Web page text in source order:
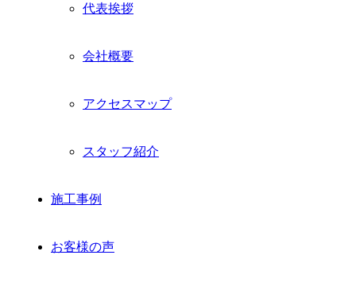
代表挨拶
会社概要
アクセスマップ
スタッフ紹介
施工事例
お客様の声